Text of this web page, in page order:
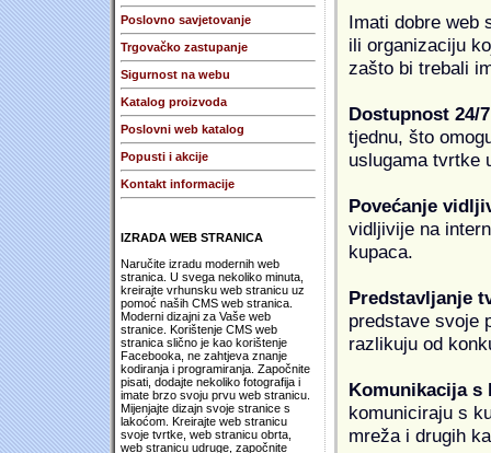
Poslovno savjetovanje
Trgovačko zastupanje
Sigurnost na webu
Katalog proizvoda
Poslovni web katalog
Popusti i akcije
Kontakt informacije
IZRADA WEB STRANICA
Naručite izradu modernih web
stranica. U svega nekoliko minuta,
kreirajte vrhunsku web stranicu uz
pomoć naših CMS web stranica.
Moderni dizajni za Vaše web
stranice. Korištenje CMS web
stranica slično je kao korištenje
Facebooka, ne zahtjeva znanje
kodiranja i programiranja. Započnite
pisati, dodajte nekoliko fotografija i
imate brzo svoju prvu web stranicu.
Mijenjajte dizajn svoje stranice s
lakoćom. Kreirajte web stranicu
svoje tvrtke, web stranicu obrta,
web stranicu udruge, započnite
Imati dobre web
ili organizaciju
zašto bi trebali
Dostupnost 24/7
tjednu, što
uslugama tvrtke
Povećanje
vidljivije na
kupaca.
Predstavljanje
predstave svoje
razlikuju od
Komunikacija s
komuniciraju s
mreža i drugih